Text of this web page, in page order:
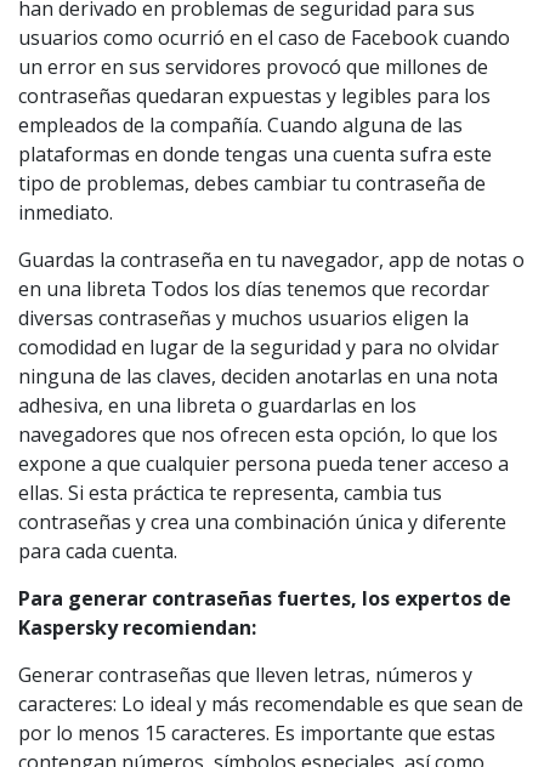
han derivado en problemas de seguridad para sus
usuarios como ocurrió en el caso de Facebook cuando
un error en sus servidores provocó que millones de
contraseñas quedaran expuestas y legibles para los
empleados de la compañía. Cuando alguna de las
plataformas en donde tengas una cuenta sufra este
tipo de problemas, debes cambiar tu contraseña de
inmediato.
Guardas la contraseña en tu navegador, app de notas o
en una libreta Todos los días tenemos que recordar
diversas contraseñas y muchos usuarios eligen la
comodidad en lugar de la seguridad y para no olvidar
ninguna de las claves, deciden anotarlas en una nota
adhesiva, en una libreta o guardarlas en los
navegadores que nos ofrecen esta opción, lo que los
expone a que cualquier persona pueda tener acceso a
ellas. Si esta práctica te representa, cambia tus
contraseñas y crea una combinación única y diferente
para cada cuenta.
Para generar contraseñas fuertes, los expertos de
Kaspersky recomiendan:
Generar contraseñas que lleven letras, números y
caracteres: Lo ideal y más recomendable es que sean de
por lo menos 15 caracteres. Es importante que estas